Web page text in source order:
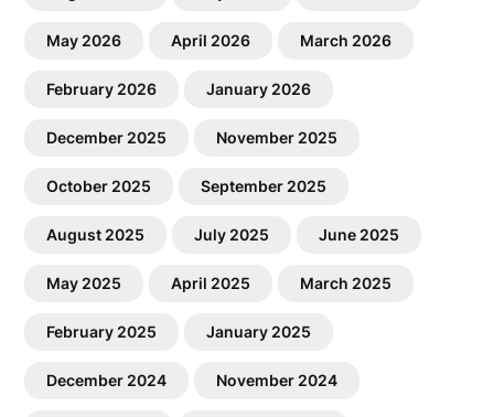
May 2026 April 2026 March 2026
February 2026 January 2026
December 2025 November 2025
October 2025 September 2025
August 2025 July 2025 June 2025
May 2025 April 2025 March 2025
February 2025 January 2025
December 2024 November 2024